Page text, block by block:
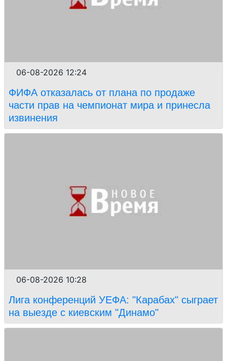
06-08-2026 12:24
ФИФА отказалась от плана по продаже
части прав на чемпионат мира и принесла
извинения
06-08-2026 10:28
Лига конференций УЕФА: "Карабах" сыграет
на выезде с киевским "Динамо"